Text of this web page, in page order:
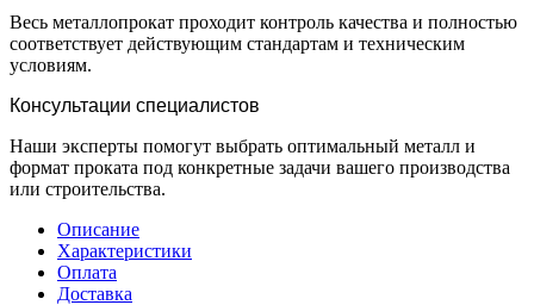
Весь металлопрокат проходит контроль качества и полностью
соответствует действующим стандартам и техническим
условиям.
Консультации специалистов
Наши эксперты помогут выбрать оптимальный металл и
формат проката под конкретные задачи вашего производства
или строительства.
Описание
Характеристики
Оплата
Доставка